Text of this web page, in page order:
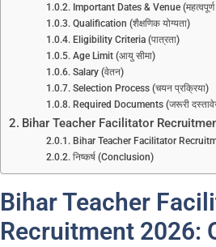
Important Dates & Venue
Qualification (शैक्षणिक योग्यता)
Eligibility Criteria (पात्रता)
Age Limit (आयु सीमा)
Salary (वेतन)
Selection Process (चयन प्रक्रिया)
Required Documents (जरूरी
Bihar Teacher Facilitator
Bihar Teacher Facilitator
निष्कर्ष (Conclusion)
Bihar Teacher
Recruitment 2026: